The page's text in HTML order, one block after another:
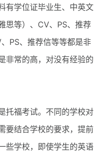
学位证毕业生、中英文
思等）、CV、PS、推荐
PS、推荐信等等都是非
非常的高，对没有经验的
福考试。不同的学校对
要结合学校的要求，提前
些学校，即使学生的英语